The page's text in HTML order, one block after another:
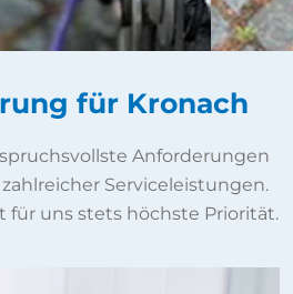
für Kronach
Anforderungen
Serviceleistungen.
für uns stets höchste Priorität.